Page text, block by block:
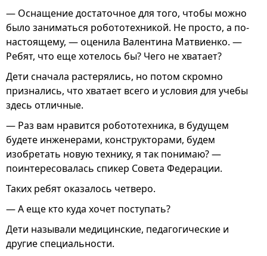
— Оснащение достаточное для того, чтобы можно
было заниматься робототехникой. Не просто, а по-
настоящему, — оценила Валентина Матвиенко. —
Ребят, что еще хотелось бы? Чего не хватает?
Дети сначала растерялись, но потом скромно
признались, что хватает всего и условия для учебы
здесь отличные.
— Раз вам нравится робототехника, в будущем
будете инженерами, конструкторами, будем
изобретать новую технику, я так понимаю? —
поинтересовалась спикер Совета Федерации.
Таких ребят оказалось четверо.
— А еще кто куда хочет поступать?
Дети называли медицинские, педагогические и
другие специальности.